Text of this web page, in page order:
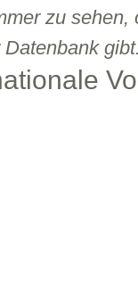
zu sehen,
Datenbank